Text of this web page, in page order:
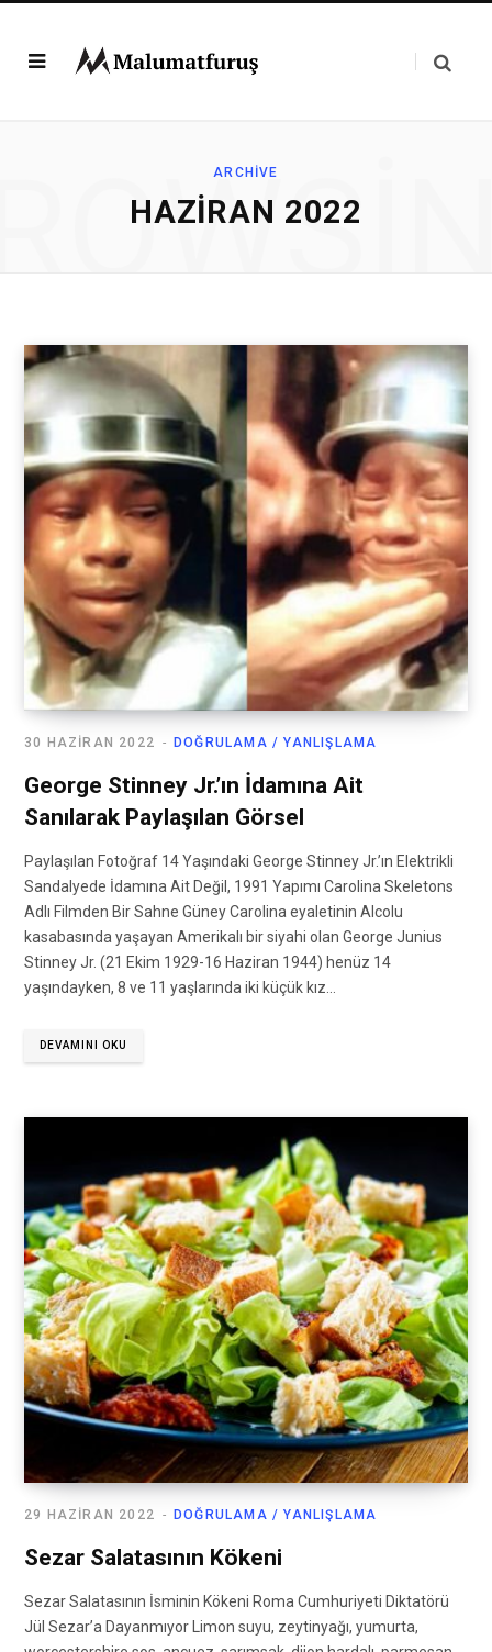
ARCHIVE
HAZIRAN 2022
DOĞRULAMA / YANLIŞLAMA
30 HAZIRAN 2022
George Stinney Jr.’ın İdamına Ait
Sanılarak Paylaşılan Görsel
Paylaşılan Fotoğraf 14 Yaşındaki George Stinney Jr.’ın Elektrikli
Sandalyede İdamına Ait Değil, 1991 Yapımı Carolina Skeletons
Adlı Filmden Bir Sahne Güney Carolina eyaletinin Alcolu
kasabasında yaşayan Amerikalı bir siyahi olan George Junius
Stinney Jr. (21 Ekim 1929-16 Haziran 1944) henüz 14
yaşındayken, 8 ve 11 yaşlarında iki küçük kız…
DEVAMINI OKU
DOĞRULAMA / YANLIŞLAMA
29 HAZIRAN 2022
Sezar Salatasının Kökeni
Sezar Salatasının İsminin Kökeni Roma Cumhuriyeti Diktatörü
Jül Sezar’a Dayanmıyor Limon suyu, zeytinyağı, yumurta,